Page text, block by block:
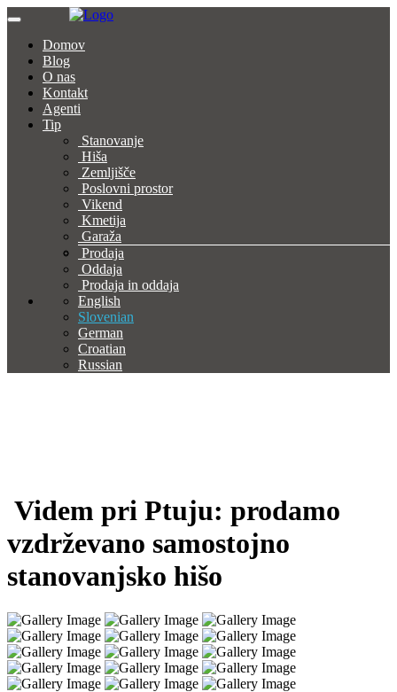
Domov
Blog
O nas
Kontakt
Agenti
Tip
Stanovanje
Hiša
Zemljišče
Poslovni prostor
Vikend
Kmetija
Garaža
Prodaja
Oddaja
Prodaja in oddaja
English
Slovenian
German
Croatian
Russian
Videm pri Ptuju: prodamo
vzdrževano samostojno
stanovanjsko hišo